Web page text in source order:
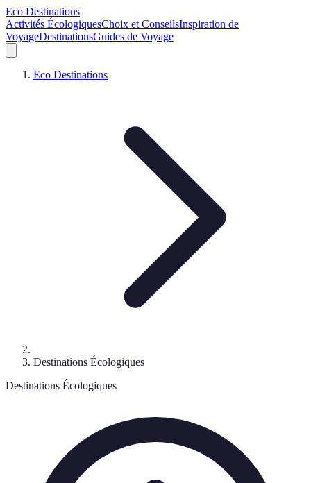
Eco Destinations
Activités ÉcologiquesChoix et ConseilsInspiration de
VoyageDestinationsGuides de Voyage
Eco Destinations
Destinations Écologiques
Destinations Écologiques